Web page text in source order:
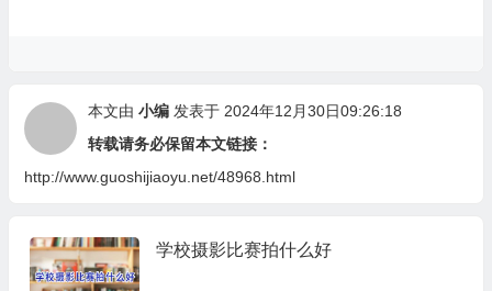
本文由 小编发表于 2024年12月30日09:26:18
转载请务必保留本文链接：
http://www.guoshijiaoyu.net/48968.html
学校摄影比赛拍什么好